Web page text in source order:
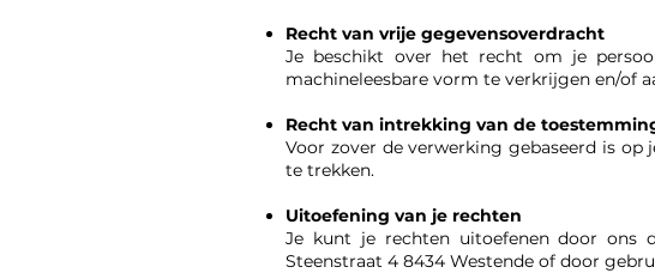
Recht van vrije gegevensoverdracht
Je beschikt over het recht om je
machineleesbare vorm te verkrijgen en/of
Recht van intrekking van de
Voor zover de verwerking gebaseerd is
te trekken.
Uitoefening van je rechten
Je kunt je rechten uitoefenen door ons
Steenstraat 4 8434 Westende of door